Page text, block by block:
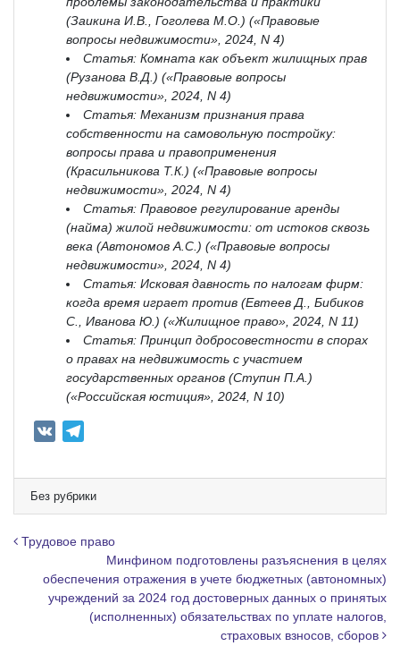
(Заикина И.В., Гоголева М.О.) («Правовые
вопросы недвижимости», 2024, N 4)
Статья: Комната как объект жилищных прав
(Рузанова В.Д.) («Правовые вопросы
недвижимости», 2024, N 4)
Статья: Механизм признания права
собственности на самовольную постройку:
вопросы права и правоприменения
(Красильникова Т.К.) («Правовые вопросы
недвижимости», 2024, N 4)
Статья: Правовое регулирование аренды
(найма) жилой недвижимости: от истоков сквозь
века (Автономов А.С.) («Правовые вопросы
недвижимости», 2024, N 4)
Статья: Исковая давность по налогам фирм:
когда время играет против (Евтеев Д., Бибиков
С., Иванова Ю.) («Жилищное право», 2024, N 11)
Статья: Принцип добросовестности в спорах
о правах на недвижимость с участием
государственных органов (Ступин П.А.)
(«Российская юстиция», 2024, N 10)
e
g
r
m
Без рубрики
Навигация по записям
Трудовое право
Минфином подготовлены разъяснения в целях
обеспечения отражения в учете бюджетных (автономных)
учреждений за 2024 год достоверных данных о принятых
(исполненных) обязательствах по уплате налогов,
страховых взносов, сборов